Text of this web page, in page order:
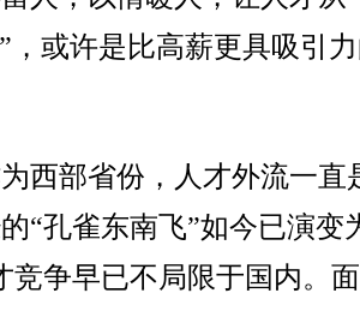
，或许是比高薪更具吸引
部省份，人才外流一直
“孔雀东南飞”如今已演变
竞争早已不局限于国内。